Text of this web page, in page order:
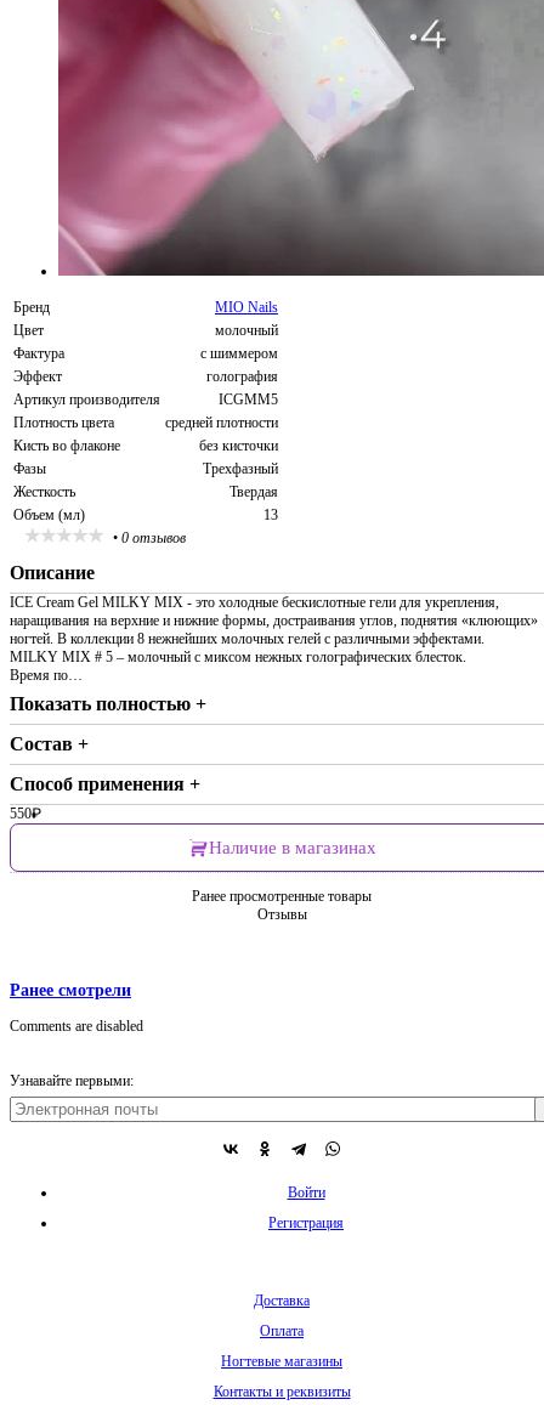
Бренд
MIO Nails
Цвет
молочный
Фактура
с шиммером
Эффект
голография
Артикул производителя
ICGMM5
Плотность цвета
средней плотности
Кисть во флаконе
без кисточки
Фазы
Трехфазный
Жесткость
Твердая
Объем (мл)
13
• 0 отзывов
Описание
ICE Cream Gel MILKY MIX - это холодные бескислотные гели для укрепления,
наращивания на верхние и нижние формы, достраивания углов, поднятия «клюющих»
ногтей. В коллекции 8 нежнейших молочных гелей с различными эффектами.
MILKY MIX # 5 – молочный с миксом нежных голографических блесток.
Время по…
Показать полностью +
Состав +
Способ применения +
550₽
Наличие в магазинах
Ранее просмотренные товары
Отзывы
Ранее смотрели
Comments are disabled
Узнавайте первыми:
Войти
Регистрация
Доставка
Оплата
Ногтевые магазины
Контакты и реквизиты